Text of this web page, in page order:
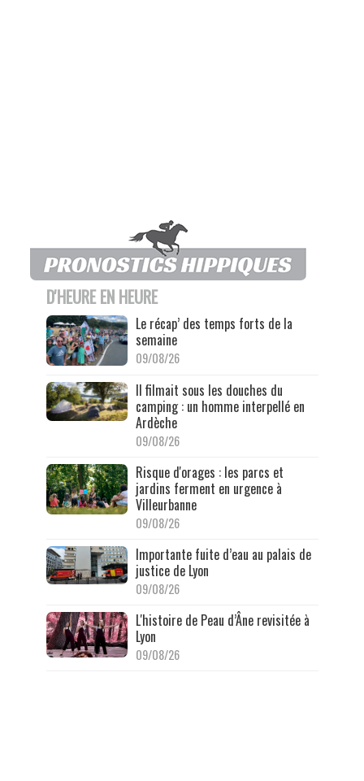
D'HEURE EN HEURE
Le récap’ des temps forts de la
semaine
09/08/26
Il filmait sous les douches du
camping : un homme interpellé en
Ardèche
09/08/26
Risque d'orages : les parcs et
jardins ferment en urgence à
Villeurbanne
09/08/26
Importante fuite d’eau au palais de
justice de Lyon
09/08/26
L'histoire de Peau d’Âne revisitée à
Lyon
09/08/26